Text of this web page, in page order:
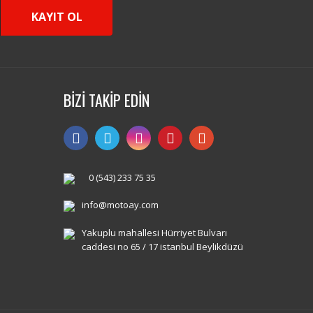
KAYIT OL
BİZİ TAKİP EDİN
0 (543) 233 75 35
info@motoay.com
Yakuplu mahallesi Hürriyet Bulvarı
caddesi no 65 / 17 istanbul Beylikdüzü